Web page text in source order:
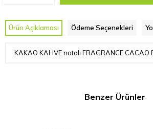
Ürün Açıklaması Ödeme Seçenekleri
KAKAO KAHVE notalı FRAGRANCE CACAO
Benzer Ürünler